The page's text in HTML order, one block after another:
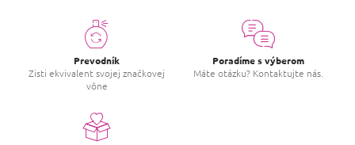
Prevodník
Zisti ekvivalent svojej značkovej
vône
Poradíme s výberom
Máte otázku? Kontaktujte nás.